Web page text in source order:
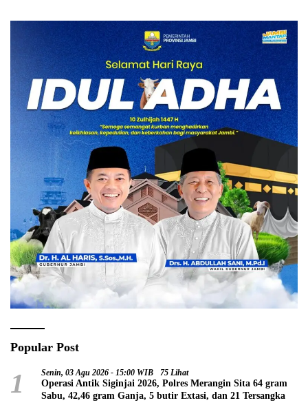
Popular Post
1 Senin, 03 Agu 2026 - 15:00 WIB 75 Lihat
Operasi Antik Siginjai 2026, Polres Merangin Sita 64 gram
Sabu, 42,46 gram Ganja, 5 butir Extasi, dan 21 Tersangka